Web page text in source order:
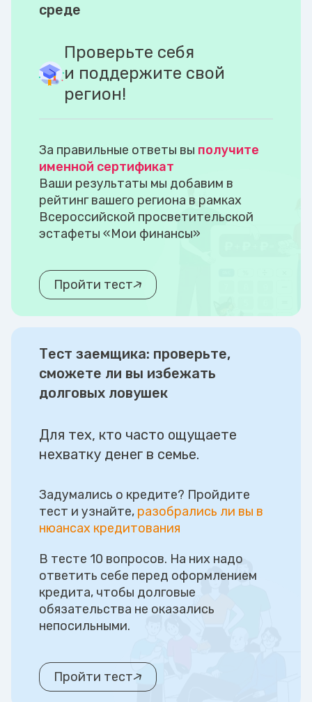
среде
Проверьте себя
и поддержите свой
регион!
За правильные ответы вы получите
именной сертификат
Ваши результаты мы добавим в
рейтинг вашего региона в рамках
Всероссийской просветительской
эстафеты «Мои финансы»
Пройти тест
Тест заемщика: проверьте,
сможете ли вы избежать
долговых ловушек
Для тех, кто часто ощущаете
нехватку денег в семье.
Задумались о кредите? Пройдите
тест и узнайте, разобрались ли вы в
нюансах кредитования
В тесте 10 вопросов. На них надо
ответить себе перед оформлением
кредита, чтобы долговые
обязательства не оказались
непосильными.
Пройти тест